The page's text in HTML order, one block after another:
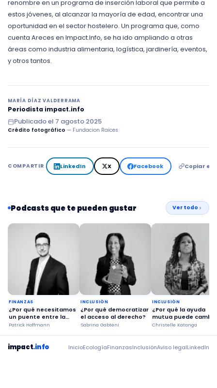
renombre en un programa de inserción laboral que permite a
estos jóvenes, al alcanzar la mayoría de edad, encontrar una
oportunidad en el sector hostelero. Un programa que, como
cuenta Areces en Impact.Info, se ha ido ampliando a otras
áreas como industria alimentaria, logística, jardinería, eventos,
y otros tantos.
MARÍA DÍAZ VALDERRAMA
Periodista impact.info
Publicado el 7 agosto 2025
Crédito fotográfico — Fundacion Raíces
COMPARTIR LinkedIn X Facebook Copiar
Podcasts que te pueden gustar Ver todo
FINANZAS
¿Por qué necesitamos
un puente entre la
sociedad y el sector
Patrick Hoffmann
INCLUSIÓN
¿Por qué democratizar
el acceso al derecho?
Sabrina Gabteni
INCLUSIÓN
¿Por qué la ayuda
mutua puede
trayectorias?
Christelle Katanga
impact.info InicioEcologíaFinanzasInclusiónAviso legalLinkedIn